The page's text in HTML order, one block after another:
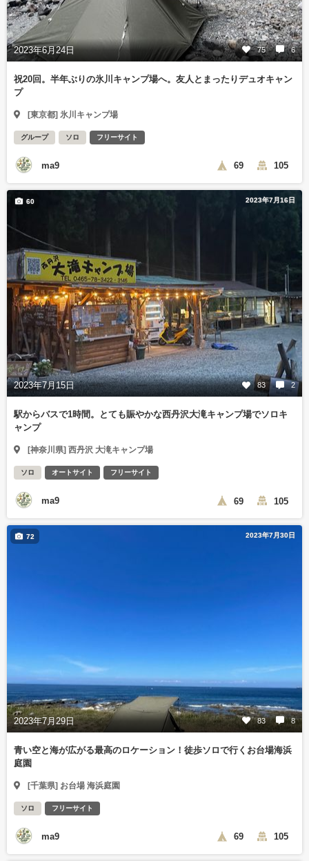
2023年6月24日 75 6
祝20回。半年ぶりの氷川キャンプ場へ。友人とまったりデュオキャン
プ
[東京都] 氷川キャンプ場
グループ ソロ フリーサイト
ma9 69 105
2023年7月16日
2023年7月15日 83 2
60
駅からバスで1時間。とても賑やかな西丹沢大滝キャンプ場でソロキ
ャンプ
[神奈川県] 西丹沢 大滝キャンプ場
ソロ オートサイト フリーサイト
ma9 69 105
2023年7月30日
2023年7月29日 83 8
72
青い空と海が広がる最高のロケーション！徒歩ソロで行くお台場海浜
庭園
[千葉県] お台場 海浜庭園
ソロ フリーサイト
ma9 69 105